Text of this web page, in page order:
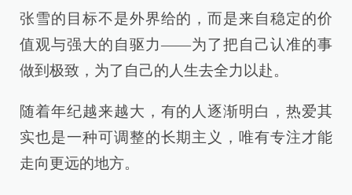
张雪的目标不是外界给的，而是来自稳定的价
值观与强大的自驱力——为了把自己认准的事
做到极致，为了自己的人生去全力以赴。
随着年纪越来越大，有的人逐渐明白，热爱其
实也是一种可调整的长期主义，唯有专注才能
走向更远的地方。